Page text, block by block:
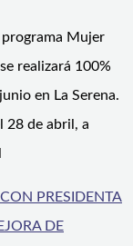
Mujer
realizará 100%
en La Serena.
28 de abril, a
PRESIDENTA
DE